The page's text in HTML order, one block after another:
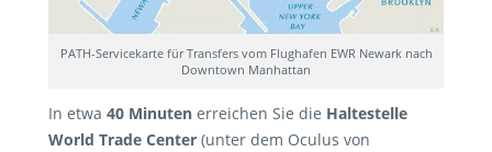
PATH-Servicekarte für Transfers vom Flughafen EWR Newark nach
Downtown Manhattan
In etwa 40 Minuten erreichen Sie die Haltestelle
World Trade Center (unter dem Oculus von